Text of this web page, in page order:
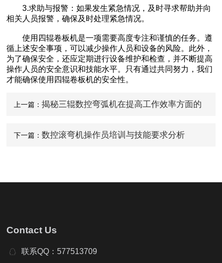
3.求助与报警：如果发生紧急情况，及时寻求帮助并向
相关人员报警，确保及时处理紧急情况。
使用四辊卷板机是一项需要高度专注和谨慎的任务。遵
循上述安全事项，可以减少操作人员和设备的风险。此外，
为了确保安全，还应定期进行设备维护和检查，并不断提高
操作人员的安全意识和技能水平。只有通过共同努力，我们
才能确保使用四辊卷板机的安全性。
上一篇： 揭秘三辊数控弯弧机在提高工作效率方面的
下一篇： 数控滚弯机操作员培训与技能要求分析
Contact Us
联系QQ：577513709